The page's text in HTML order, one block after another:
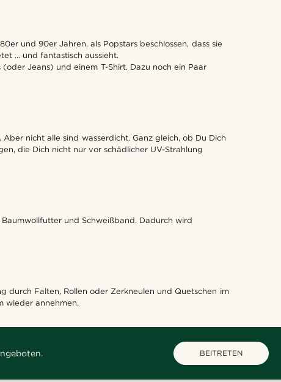
und 90er Jahren, als Popstars beschlossen, dass sie
... und fantastisch aussieht.
Jeans) und einem T-Shirt. Dazu noch ein Paar
nicht alle sind wasserdicht. Ganz gleich, ob Du Dich
die Dich nicht nur vor schädlicher UV-Strahlung
und Schweißband. Dadurch wird
durch Falten, Rollen oder Zerkneulen und Quetschen im
wieder annehmen.
BEITRETEN